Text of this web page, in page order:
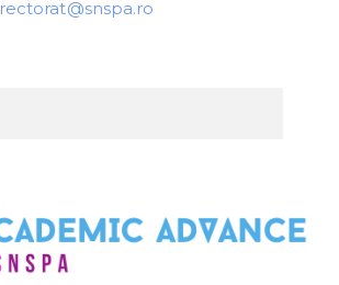
rectorat@snspa.ro